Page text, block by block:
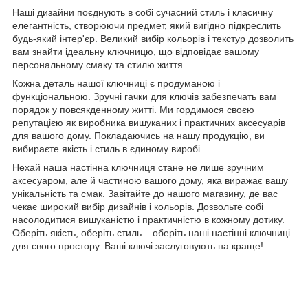
Наші дизайни поєднують в собі сучасний стиль і класичну
елегантність, створюючи предмет, який вигідно підкреслить
будь-який інтер'єр. Великий вибір кольорів і текстур дозволить
вам знайти ідеальну ключницю, що відповідає вашому
персональному смаку та стилю життя.
Кожна деталь нашої ключниці є продуманою і
функціональною. Зручні гачки для ключів забезпечать вам
порядок у повсякденному житті. Ми гордимося своєю
репутацією як виробника вишуканих і практичних аксесуарів
для вашого дому. Покладаючись на нашу продукцію, ви
вибираєте якість і стиль в єдиному виробі.
Нехай наша настінна ключниця стане не лише зручним
аксесуаром, але й частиною вашого дому, яка виражає вашу
унікальність та смак. Завітайте до нашого магазину, де вас
чекає широкий вибір дизайнів і кольорів. Дозвольте собі
насолодитися вишуканістю і практичністю в кожному дотику.
Оберіть якість, оберіть стиль – оберіть наші настінні ключниці
для свого простору. Ваші ключі заслуговують на краще!